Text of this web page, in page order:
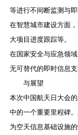
等进行不间断监测与即
在智慧城市建设方面
大项目进度跟踪等。
在国家安全与应急领
无可替代的即时信息支
与展望
本次中国航天日大会
中的一个重要里程碑
为空天信息基础设施